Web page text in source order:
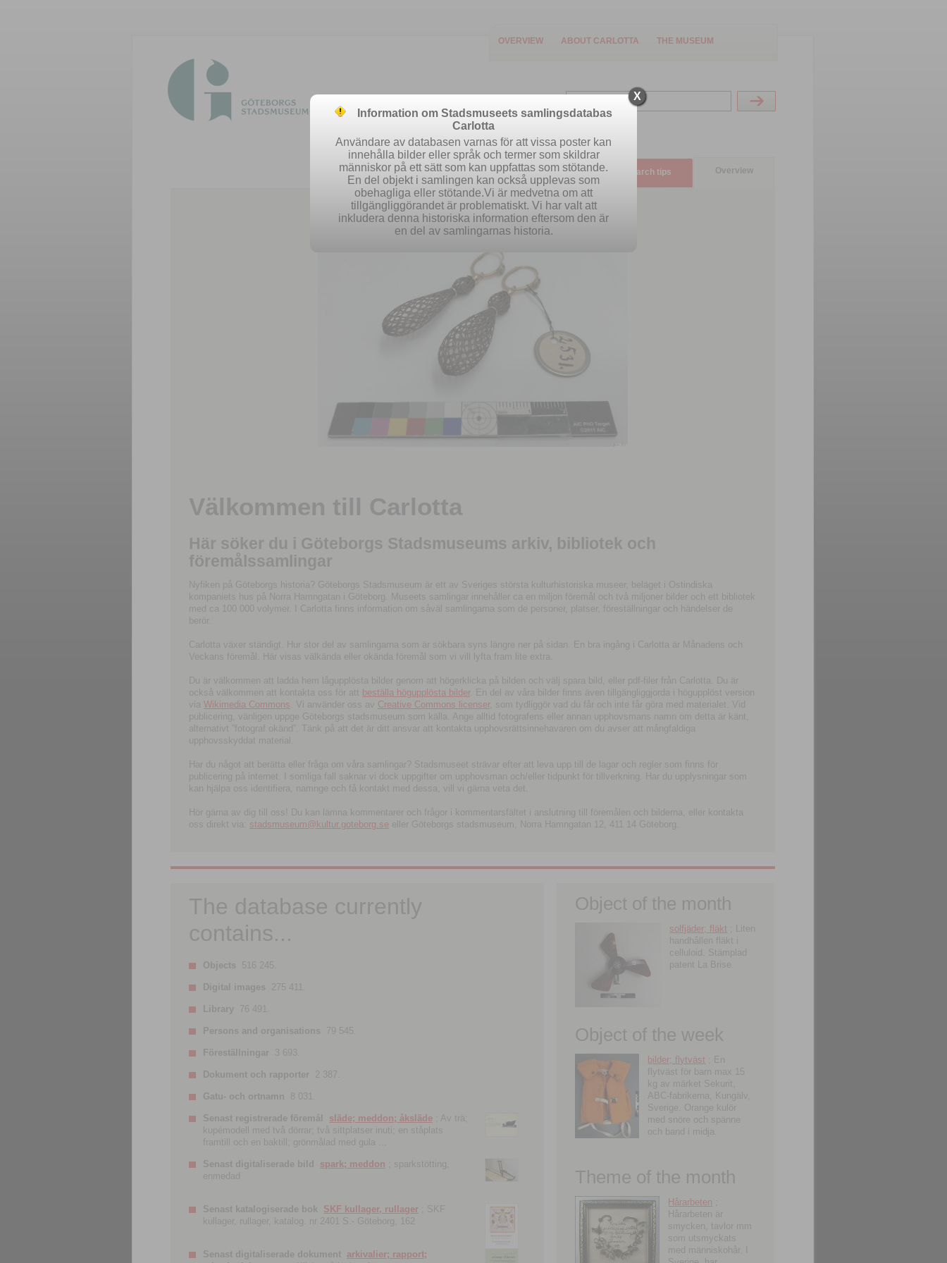
OVERVIEW ABOUT CARLOTTA THE MUSEUM
Easy search Advanced search Search tips Overview
Välkommen till Carlotta
Här söker du i Göteborgs Stadsmuseums arkiv, bibliotek och
föremålssamlingar
Nyfiken på Göteborgs historia? Göteborgs Stadsmuseum är ett av Sveriges största kulturhistoriska museer, beläget i Ostindiska
kompaniets hus på Norra Hamngatan i Göteborg. Museets samlingar innehåller ca en miljon föremål och två miljoner bilder och ett bibliotek
med ca 100 000 volymer. I Carlotta finns information om såväl samlingarna som de personer, platser, föreställningar och händelser de
berör.
Carlotta växer ständigt. Hur stor del av samlingarna som är sökbara syns längre ner på sidan. En bra ingång i Carlotta är Månadens och
Veckans föremål. Här visas välkända eller okända föremål som vi vill lyfta fram lite extra.
Du är välkommen att ladda hem lågupplösta bilder genom att högerklicka på bilden och välj spara bild, eller pdf-filer från Carlotta. Du är
också välkommen att kontakta oss för att beställa högupplösta bilder. En del av våra bilder finns även tillgängliggjorda i högupplöst version
via Wikimedia Commons . Vi använder oss av Creative Commons licenser, som tydliggör vad du får och inte får göra med materialet. Vid
publicering, vänligen uppge Göteborgs stadsmuseum som källa. Ange alltid fotografens eller annan upphovsmans namn om detta är känt,
alternativt ”fotograf okänd”. Tänk på att det är ditt ansvar att kontakta upphovsrättsinnehavaren om du avser att mångfaldiga
upphovsskyddat material.
Har du något att berätta eller fråga om våra samlingar? Stadsmuseet strävar efter att leva upp till de lagar och regler som finns för
publicering på internet. I somliga fall saknar vi dock uppgifter om upphovsman och/eller tidpunkt för tillverkning. Har du upplysningar som
kan hjälpa oss identifiera, namnge och få kontakt med dessa, vill vi gärna veta det.
Hör gärna av dig till oss! Du kan lämna kommentarer och frågor i kommentarsfältet i anslutning till föremålen och bilderna, eller kontakta
oss direkt via: stadsmuseum@kultur.goteborg.se eller Göteborgs stadsmuseum, Norra Hamngatan 12, 411 14 Göteborg.
The database currently
contains...
Objects 516 245.
Digital images 275 411.
Library 76 491.
Persons and organisations 79 545.
Föreställningar 3 693.
Dokument och rapporter 2 387.
Gatu- och ortnamn 8 031.
Senast registrerade föremål släde; meddon; åksläde ; Av trä;
kupémodell med två dörrar; två sittplatser inuti; en ståplats
framtill och en baktill; grönmålad med gula ...
Senast digitaliserade bild spark; meddon ; sparkstötting,
enmedad
Senast katalogiserade bok SKF kullager, rullager ; SKF
kullager, rullager, katalog. nr 2401 S.- Göteborg, 162
Senast digitaliserade dokument arkivalier; rapport;
Object of the month
solfjäder; fläkt ; Liten
handhållen fläkt i
celluloid. Stämplad
patent La Brise.
Object of the week
bilder; flytväst ; En
flytväst för barn max 15
kg av märket Sekurit,
ABC-fabrikerna, Kungälv,
Sverige. Orange kulör
med snöre och spänne
och band i midja.
Theme of the month
Hårarbeten
Hårarbeten är
smycken, tavlor mm
som utsmyckats
med människohår. I
X
Information om Stadsmuseets samlingsdatabas
Carlotta
Användare av databasen varnas för att vissa poster kan
innehålla bilder eller språk och termer som skildrar
människor på ett sätt som kan uppfattas som stötande.
En del objekt i samlingen kan också upplevas som
obehagliga eller stötande.Vi är medvetna om att
tillgängliggörandet är problematiskt. Vi har valt att
inkludera denna historiska information eftersom den är
en del av samlingarnas historia.